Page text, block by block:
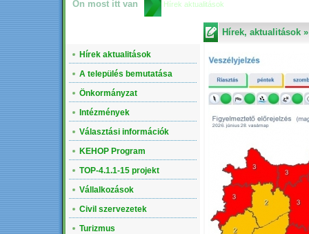
Ön most itt van Hírek aktualitások
Hírek aktualitások
A település bemutatása
Önkormányzat
Intézmények
Választási információk
KEHOP Program
TOP-4.1.1-15 projekt
Vállalkozások
Civil szervezetek
Turizmus
Hírek, aktualitások